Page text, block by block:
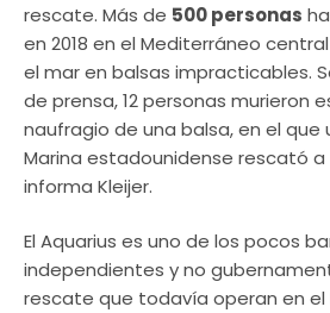
rescate. Más de 500 personas
en 2018 en el Mediterráneo
el mar en balsas impracticables.
de prensa, 12 personas murieron
naufragio de una balsa, en el que
Marina estadounidense rescató a
informa Kleijer.
El Aquarius es uno de los pocos
independientes y no
rescate que todavía operan en el